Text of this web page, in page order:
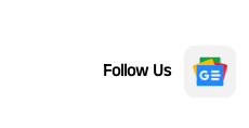
Follow Us